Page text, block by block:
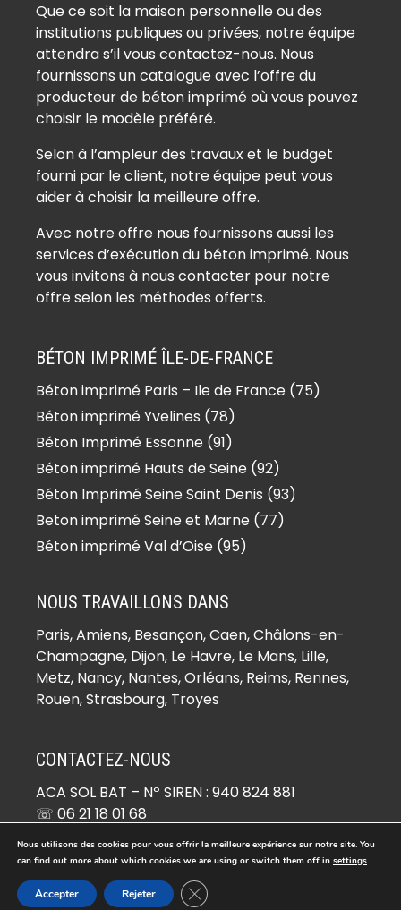
Béton imprimé Arnouville-lès-
Mantes (78790)
Béton imprimé Aubergenville
(78410)
Béton imprimé Auffargis (78610)
Béton imprimé Auffreville-Brasseuil
(78930)
Béton imprimé Aulnay-sur-Mauldre
Béton imprimé Auteuil (78770)
Béton imprimé Autouillet (78770)
Béton imprimé Bailly (78870)
Béton imprimé Bazemont (78580)
Béton imprimé Bazoches-sur-
Guyonne (78490)
Béton imprimé Béhoust (78910)
Béton imprimé Bennecourt (78270)
Béton imprimé Beynes (78650)
Béton imprimé Blaru (78270)
Béton imprimé Boinville-en-Mantois
(78930)
(78660)
Béton imprimé Bois-d’Arcy (78390)
Béton imprimé Boissets (78910)
Béton imprimé Boissy-Mauvoisin
(78490)
Béton imprimé Bonnelles (78830)
Béton imprimé Bonnières-sur-Seine
(78270)
Béton imprimé Bouafle (78410)
Béton imprimé Bougival (78380)
Que ce soit la maison personnelle ou des
institutions publiques ou privées, notre équipe
attendra s’il vous contactez-nous. Nous
fournissons un catalogue avec l’offre du
producteur de béton imprimé où vous pouvez
choisir le modèle préféré.
Selon à l’ampleur des travaux et le budget
fourni par le client, notre équipe peut vous
aider à choisir la meilleure offre.
Avec notre offre nous fournissons aussi les
services d’exécution du béton imprimé. Nous
vous invitons à nous contacter pour notre
offre selon les méthodes offerts.
BÉTON IMPRIMÉ ÎLE-DE-FRANCE
Béton imprimé Paris – Ile de France (75)
Béton imprimé Yvelines (78)
Béton Imprimé Essonne (91)
Béton imprimé Hauts de Seine (92)
Béton Imprimé Seine Saint Denis (93)
Beton imprimé Seine et Marne (77)
Béton imprimé Val d’Oise (95)
NOUS TRAVAILLONS DANS
Paris,Amiens, Besançon, Caen, Châlons-en-
Champagne, Dijon, Le Havre, Le Mans, Lille,
Metz, Nancy, Nantes, Orléans, Reims, Rennes,
Rouen, Strasbourg, Troyes
CONTACTEZ-NOUS
ACA SOL BAT – Nº SIREN : 940 824 881
☏ 06 21 18 01 68
26 RUE DE COCAGNE 95670 MARLY-LA-VILLE
© Copyright 2026 -Béton Imprimé
Nous utilisons des cookies pour vous offrir la meilleure expérience sur notre site. You
can find out more about which cookies we are using or switch them off in settings.
Accepter Rejeter Fermer la bannière des cookies